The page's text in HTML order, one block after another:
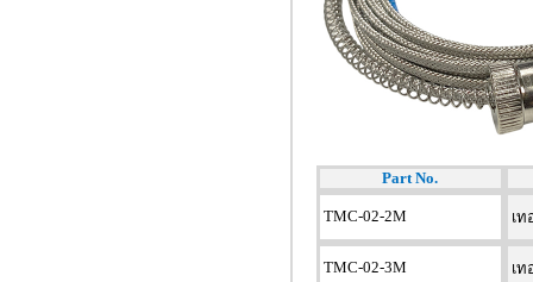
Part No.
TMC-02-2M เท
TMC-02-3M เท